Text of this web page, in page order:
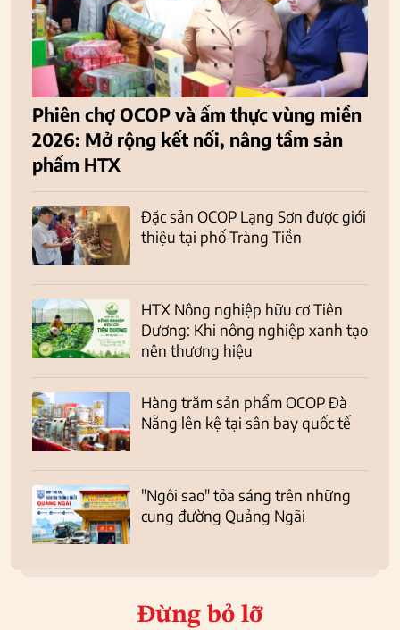
Phiên chợ OCOP và ẩm thực vùng miền
2026: Mở rộng kết nối, nâng tầm sản
phẩm HTX
Đặc sản OCOP Lạng Sơn được giới
thiệu tại phố Tràng Tiền
HTX Nông nghiệp hữu cơ Tiên
Dương: Khi nông nghiệp xanh tạo
nên thương hiệu
Hàng trăm sản phẩm OCOP Đà
Nẵng lên kệ tại sân bay quốc tế
"Ngôi sao" tỏa sáng trên những
cung đường Quảng Ngãi
Đừng bỏ lỡ